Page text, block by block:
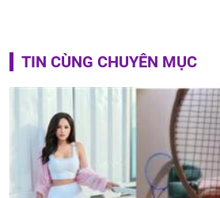
TIN CÙNG CHUYÊN MỤC